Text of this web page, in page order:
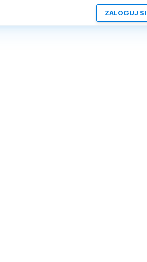
ZALOGUJ